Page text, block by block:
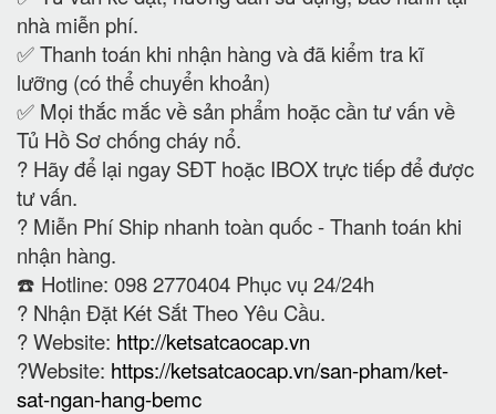
nhà miễn phí.
✅ Thanh toán khi nhận hàng và đã kiểm tra kĩ
lưỡng (có thể chuyển khoản)
✅ Mọi thắc mắc về sản phẩm hoặc cần tư vấn về
Tủ Hồ Sơ chống cháy nổ.
? Hãy để lại ngay SĐT hoặc IBOX trực tiếp để được
tư vấn.
? Miễn Phí Ship nhanh toàn quốc - Thanh toán khi
nhận hàng.
☎️ Hotline: 098 2770404 Phục vụ 24/24h
? Nhận Đặt Két Sắt Theo Yêu Cầu.
? Website: http://ketsatcaocap.vn
?Website: https://ketsatcaocap.vn/san-pham/ket-
sat-ngan-hang-bemc